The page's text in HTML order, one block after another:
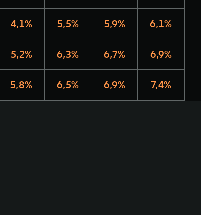
4,1% 5,5% 5,9% 6,1%
5,2% 6,3% 6,7% 6,9%
5,8% 6,5% 6,9% 7,4%